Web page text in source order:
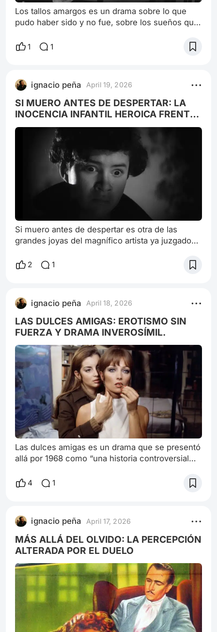
Los tallos amargos es un drama sobre lo que
pudo haber sido y no fue, sobre los sueños que
rapidez de una ostia en la boca. Alfredo Gasper
que trabaja para la redacción del diario La voz,
pero que no está nada contento: detesta a su
jefe, no quiere dejarse
1 1
ignacio peña April 19, 2026
SI MUERO ANTES DE DESPERTAR: LA
INOCENCIA INFANTIL HEROICA FRENTE
A LA MONSTRUOSIDAD ADULTA
Si muero antes de despertar es otra de las
grandes joyas del magnífico artista ya juzgado
puede ver restaurada en 4k en Youtube,
drama de esos densos, crudos por su temática,
pero el tratamiento que se le otorgó le confirió
una esencia poética que permite alejar las
sombra
2 1
ignacio peña April 18, 2026
LAS DULCES AMIGAS: EROTISMO SIN
FUERZA Y DRAMA INVEROSÍMIL.
Las dulces amigas es un drama que se presentó
allá por 1968 como “una historia controversial
dos lesbianas”. Dirigido y escrito junto a Paul
(esposa de Chabrol) y Jacqueline Sassard, Las
dulces amigas tiene un título que podría
considerarse una humorada, sin embar
4 1
ignacio peña April 17, 2026
MÁS ALLÁ DEL OLVIDO: LA PERCEPCIÓN
ALTERADA POR EL DUELO